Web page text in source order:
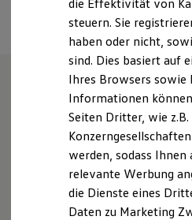
Nachhaltigkeit
Technologie
Kosten und Kauf
Verbrauchskosten
Kaufoptionen
E-Auto-Förderung
Software und
ID. Software
Digitale Extras
Schnittstellen zu
Hybridautos
Marke und Erlebnis
Volkswagen R und R
R-Modelle
Unsere
Überblick
Gebrauchtwagen
Service
die Effektivität von
steuern. Sie
haben oder nicht,
sind. Dies basiert auf
Ihres Browsers sowie
Informationen
Seiten Dritter, wie
werden, sodass
relevante Werbung
die Dienste eines
Daten zu Marketing